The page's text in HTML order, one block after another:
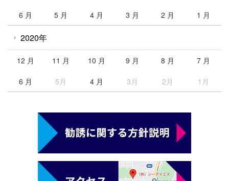
6 月 5 月 4 月 3 月 2 月 1 月
2020年
12 月 11 月 10 月 9 月 8 月 7 月
6 月 5月 4 月 3月 2月 1月